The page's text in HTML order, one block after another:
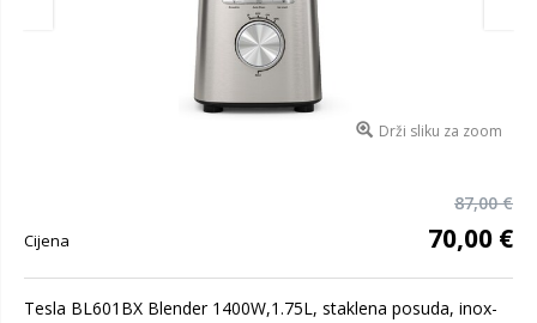
Drži sliku za zoom
87,00 €
Cijena 70,00 €
Tesla BL601BX Blender 1400W,1.75L, staklena posuda, inox-